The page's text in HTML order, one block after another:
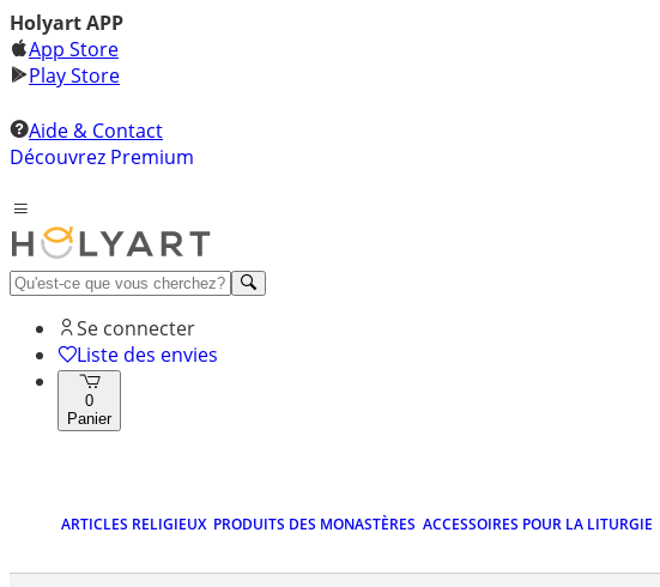
Holyart APP
App Store
Play Store
Aide & Contact
Découvrez Premium
Se connecter
Liste des envies
0
Panier
ARTICLES RELIGIEUX PRODUITS DES MONASTÈRES ACCESSOIRES POUR LA LITURGIE